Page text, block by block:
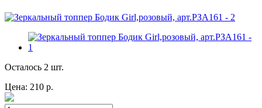
Осталось 2 шт.
Цена: 210 р.